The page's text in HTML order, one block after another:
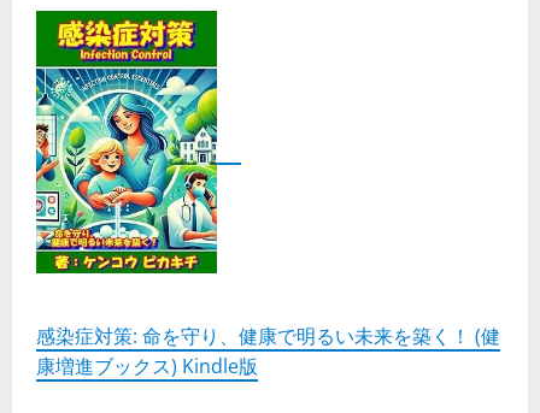
感染症対策: 命を守り、健康で明るい未来を築く！ (健
康増進ブックス) Kindle版